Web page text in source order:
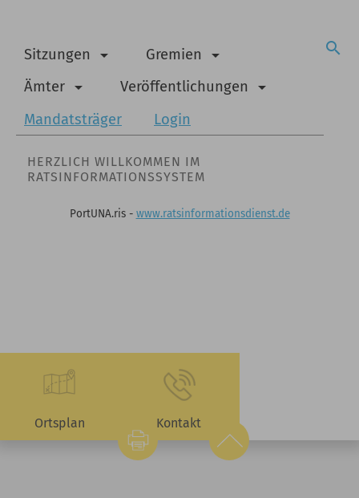
search
Sitzungen arrow_drop_down Gremien arrow_drop_down
Ämter arrow_drop_down Veröffentlichungen arrow_drop_down
Mandatsträger Login
HERZLICH WILLKOMMEN IM
RATSINFORMATIONSSYSTEM
PortUNA.ris - www.ratsinformationsdienst.de
Ortsplan Kontakt